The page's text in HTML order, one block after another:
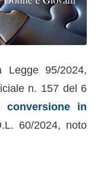
95/2024,
n. 157 del 6
conversione in
60/2024, noto